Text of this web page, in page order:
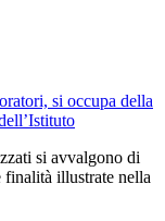
si occupa della
si avvalgono di
finalità illustrate nella